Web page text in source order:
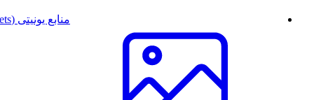
منابع یونیتی (Unity Assets)